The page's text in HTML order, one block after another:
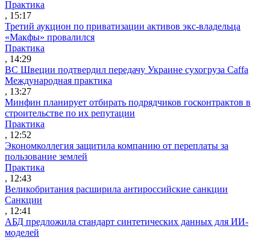
Практика
, 15:17
Третий аукцион по приватизации активов экс-владельца
«Макфы» провалился
Практика
, 14:29
ВС Швеции подтвердил передачу Украине сухогруза Caffa
Международная практика
, 13:27
Минфин планирует отбирать подрядчиков госконтрактов в
строительстве по их репутации
Практика
, 12:52
Экономколлегия защитила компанию от переплаты за
пользование землей
Практика
, 12:43
Великобритания расширила антироссийские санкции
Санкции
, 12:41
АБД предложила стандарт синтетических данных для ИИ-
моделей